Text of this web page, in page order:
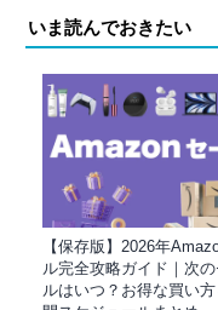
いま読んでおきたい
【保存版】2026年
ル完全攻略ガイド｜次の
ルはいつ？お得な買い